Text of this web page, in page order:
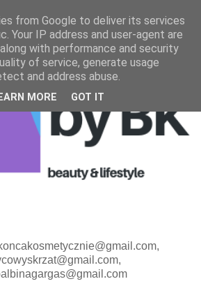
from Google to deliver its services
Your IP address and user-agent are
with performance and security
of service, generate usage
and address abuse.
MORE GOT IT